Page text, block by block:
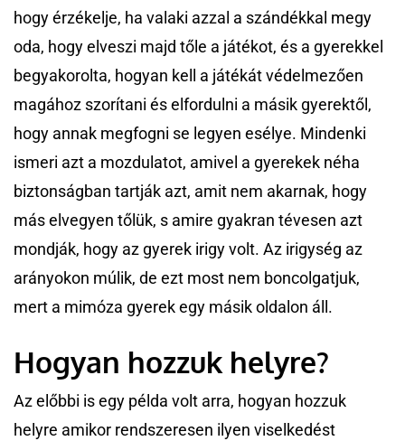
hogy érzékelje, ha valaki azzal a szándékkal megy
oda, hogy elveszi majd tőle a játékot, és a gyerekkel
begyakorolta, hogyan kell a játékát védelmezően
magához szorítani és elfordulni a másik gyerektől,
hogy annak megfogni se legyen esélye. Mindenki
ismeri azt a mozdulatot, amivel a gyerekek néha
biztonságban tartják azt, amit nem akarnak, hogy
más elvegyen tőlük, s amire gyakran tévesen azt
mondják, hogy az gyerek irigy volt. Az irigység az
arányokon múlik, de ezt most nem boncolgatjuk,
mert a mimóza gyerek egy másik oldalon áll.
Hogyan hozzuk helyre?
Az előbbi is egy példa volt arra, hogyan hozzuk
helyre amikor rendszeresen ilyen viselkedést